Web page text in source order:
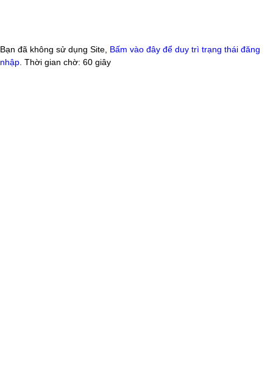
Bạn đã không sử dụng Site, Bấm vào đây để duy trì trạng thái đăng
nhập . Thời gian chờ: 60 giây